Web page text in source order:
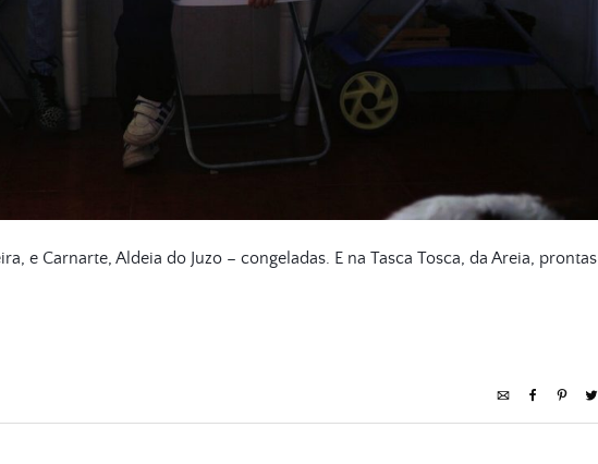
e Carnarte, Aldeia do Juzo – congeladas. E na Tasca Tosca, da Areia, prontas